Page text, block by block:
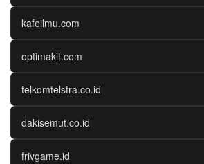
kafeilmu.com
optimakit.com
telkomtelstra.co.id
dakisemut.co.id
frivgame.id